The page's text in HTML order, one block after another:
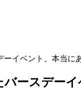
イベント、本当に
ースデー